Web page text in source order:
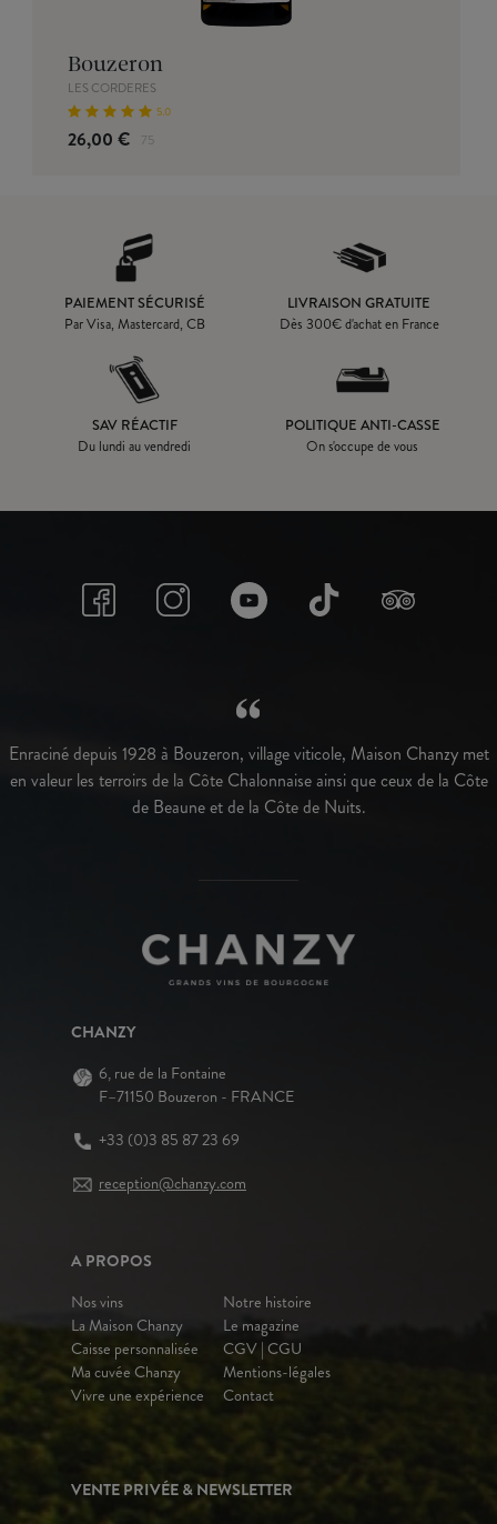
Bouzeron
LES CORDERES
5.0
26,00 € 75
PAIEMENT SÉCURISÉ
Par Visa, Mastercard, CB
LIVRAISON GRATUITE
Dès 300€ d'achat en France
SAV RÉACTIF
Du lundi au vendredi
POLITIQUE ANTI-CASSE
On s'occupe de vous
Enraciné depuis 1928 à Bouzeron, village viticole, Maison Chanzy met
en valeur les terroirs de la Côte Chalonnaise ainsi que ceux de la Côte
de Beaune et de la Côte de Nuits.
CHANZY
6, rue de la Fontaine
F–71150 Bouzeron - FRANCE
+33 (0)3 85 87 23 69
reception@chanzy.com
A PROPOS
Nos vins
La Maison Chanzy
Caisse personnalisée
Ma cuvée Chanzy
Vivre une expérience
Notre histoire
Le magazine
CGV | CGU
Mentions-légales
Contact
VENTE PRIVÉE & NEWSLETTER